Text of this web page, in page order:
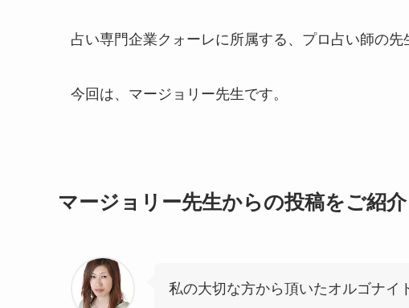
占い専門企業クォーレに所属する、プロ占い師の先
今回は、マージョリー先生です。
マージョリー先生からの投稿をご紹介
私の大切な方から頂いたオルゴナイ